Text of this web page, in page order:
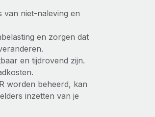
van niet-naleving en
en zorgen dat
en tijdrovend zijn.
worden beheerd, kan
inzetten van je